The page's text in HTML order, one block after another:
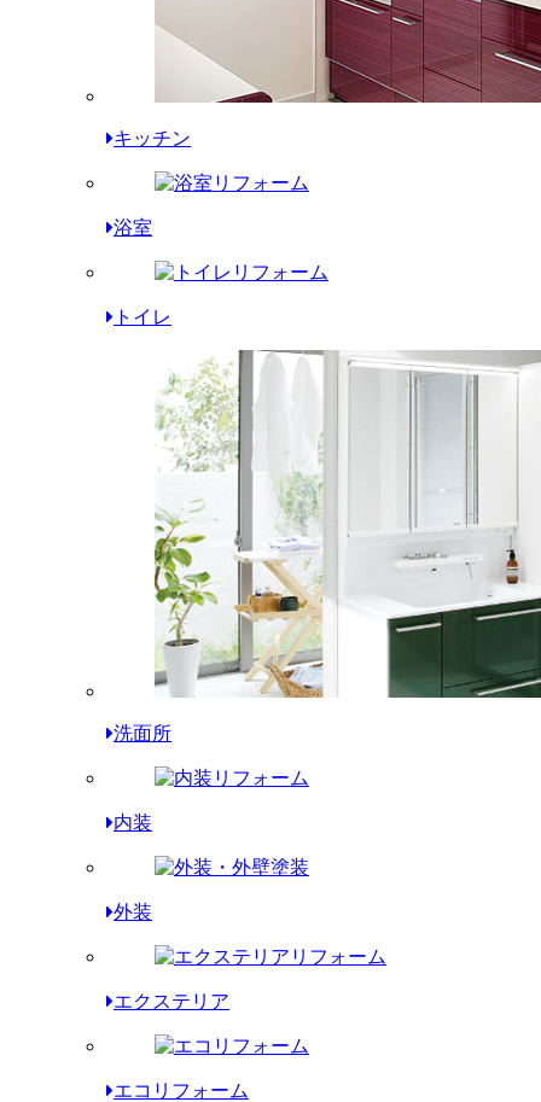
キッチン
浴室
トイレ
洗面所
内装
外装
エクステリア
エコリフォーム